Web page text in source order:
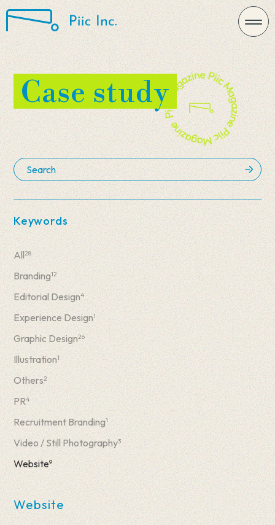
Case study
Keywords
All28
Branding12
Editorial Design4
Experience Design1
Graphic Design26
Illustration1
Others2
PR4
Recruitment Branding1
Video / Still Photography3
Website9
Website